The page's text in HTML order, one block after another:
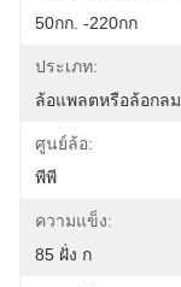
50กก. -220กก
ประเภท:
ล้อแพลตหรือล้อกลม
ศูนย์ล้อ:
พีพี
ความแข็ง:
85 ฝั่ง ก